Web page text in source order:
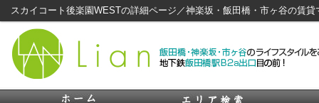
スカイコート後楽園WESTの詳細ページ／神楽坂・飯田橋・市ヶ谷の賃